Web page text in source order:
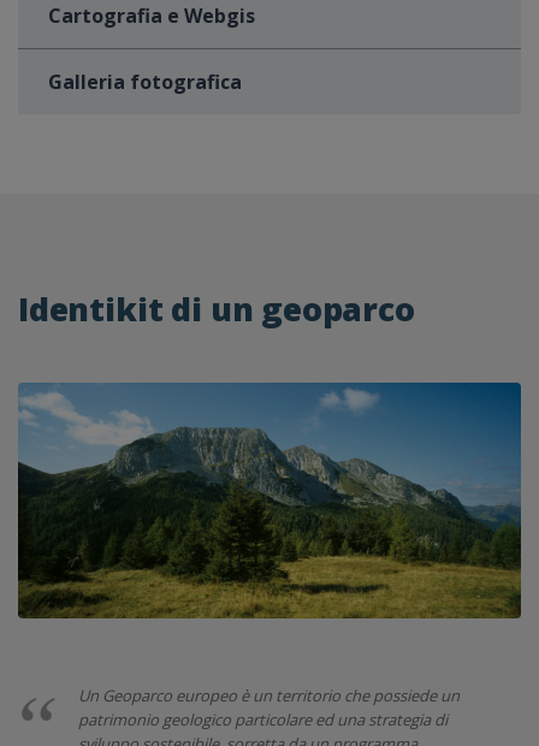
Cartografia e Webgis
Galleria fotografica
Identikit di un geoparco
Un Geoparco europeo è un territorio che possiede un
patrimonio geologico particolare ed una strategia di